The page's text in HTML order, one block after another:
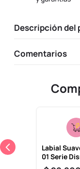
Descripción del
Comentarios
Labial
01 Serie
10. one piece